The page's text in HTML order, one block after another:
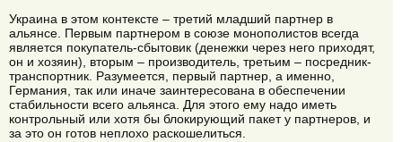
Украина в этом контексте – третий младший партнер в
альянсе. Первым партнером в союзе монополистов всегда
является покупатель-сбытовик (денежки через него приходят,
он и хозяин), вторым – производитель, третьим – посредник-
транспортник. Разумеется, первый партнер, а именно,
Германия, так или иначе заинтересована в обеспечении
стабильности всего альянса. Для этого ему надо иметь
контрольный или хотя бы блокирующий пакет у партнеров, и
за это он готов неплохо раскошелиться.